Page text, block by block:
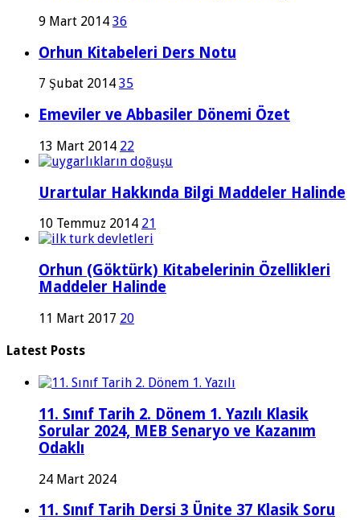
9 Mart 2014 36
Orhun Kitabeleri Ders Notu
7 Şubat 2014 35
Emeviler ve Abbasiler Dönemi Özet
13 Mart 2014 22
Urartular Hakkında Bilgi Maddeler Halinde
10 Temmuz 2014 21
Orhun (Göktürk) Kitabelerinin Özellikleri
Maddeler Halinde
11 Mart 2017 20
Latest Posts
11. Sınıf Tarih 2. Dönem 1. Yazılı Klasik
Sorular 2024, MEB Senaryo ve Kazanım
Odaklı
24 Mart 2024
11. Sınıf Tarih Dersi 3 Ünite 37 Klasik Soru